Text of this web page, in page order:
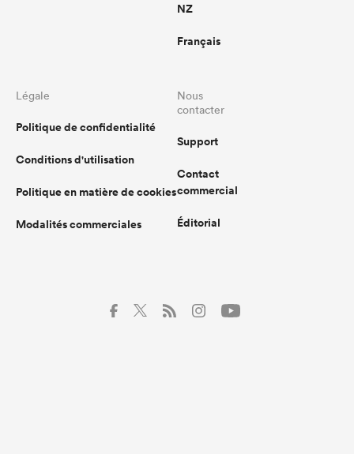
NZ
Français
Légale
Politique de confidentialité
Conditions d'utilisation
Politique en matière de cookies
Modalités commerciales
Nous
contacter
Support
Contact
commercial
Éditorial